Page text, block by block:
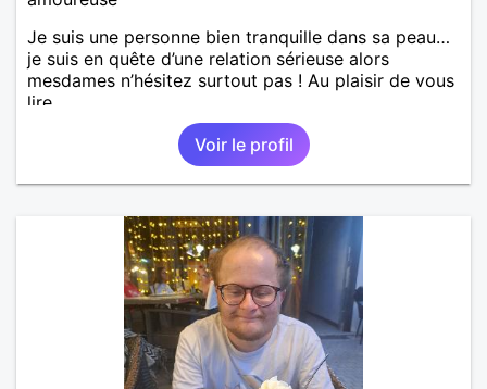
Je suis une personne bien tranquille dans sa peau…
je suis en quête d’une relation sérieuse alors
mesdames n’hésitez surtout pas ! Au plaisir de vous
lire.
Voir le profil